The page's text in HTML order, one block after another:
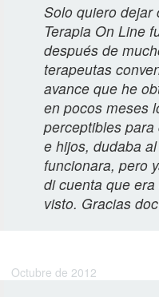
Solo quiero dejar
Terapia On Line
después de
terapeutas
avance que he
en pocos meses
perceptibles
e hijos, dudaba
funcionara, pero
di cuenta que
visto. Gracias
Octubre de 2012